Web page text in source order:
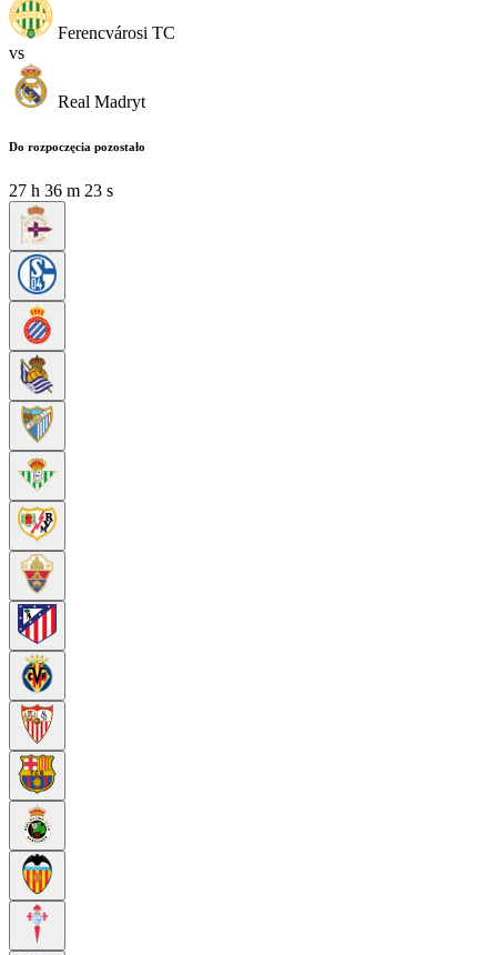
Ferencvárosi TC
vs
Real Madryt
Do rozpoczęcia pozostało
27 h 36 m 22 s